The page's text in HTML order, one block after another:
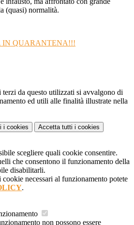
(quasi) normalità.
IN QUARANTENA!!!
da questo utilizzati si avvalgono di
ed utili alle finalità illustrate nella
i cookies Accetta tutti i cookies
scegliere quali cookie consentire.
che consentono il funzionamento della
disabilitarli.
necessari al funzionamento potete
.
non possono essere